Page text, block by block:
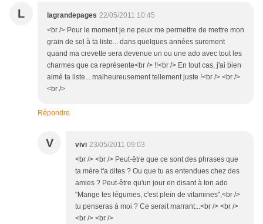
L lagrandepages 22/05/2011 10:45
<br /> Pour le moment je ne peux me permettre de mettre mon
grain de sel à ta liste... dans quelques années surement
quand ma crevette sera devenue un ou une ado avec tout les
charmes que ca représente<br /> !!<br /> En tout cas, j'ai bien
aimé ta liste... malheureusement tellement juste !<br /> <br />
<br />
Répondre
V vivi 23/05/2011 09:03
<br /> <br /> Peut-être que ce sont des phrases que
ta mère t'a dites ? Ou que tu as entendues chez des
amies ? Peut-être qu'un jour en disant à ton ado
"Mange tes légumes, c'est plein de vitamines",<br />
tu penseras à moi ? Ce serait marrant...<br /> <br />
<br /> <br />